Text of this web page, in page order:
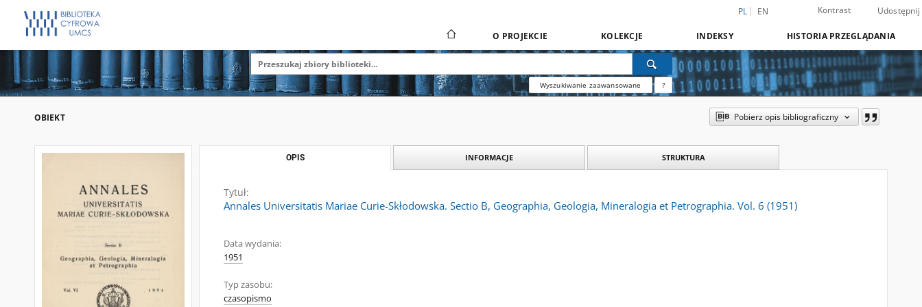
PL EN Kontrast Udostępnij
O PROJEKCIE KOLEKCJE INDEKSY HISTORIA PRZEGLĄDANIA
Wyszukiwanie zaawansowane ?
OBIEKT Pobierz opis bibliograficzny
OPIS INFORMACJE STRUKTURA
Tytuł:
Annales Universitatis Mariae Curie-Skłodowska. Sectio B, Geographia, Geologia, Mineralogia et Petrographia. Vol. 6 (1951)
Data wydania:
1951
Typ zasobu:
czasopismo